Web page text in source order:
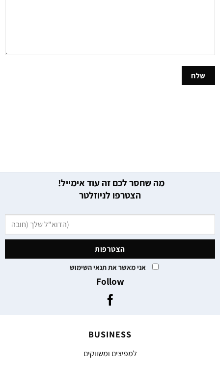
מה שחסר לכם זה עוד אימייל!
הצטרפו לניוזלטר
אני מאשר את תנאי השימוש
Follow
BUSINESS
למפיצים ומשווקים